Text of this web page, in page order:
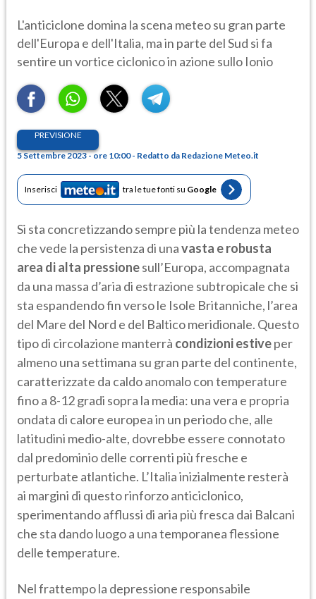
L'anticiclone domina la scena meteo su gran parte
dell'Europa e dell'Italia, ma in parte del Sud si fa
sentire un vortice ciclonico in azione sullo Ionio
PREVISIONE
5 Settembre 2023 - ore 10:00 - Redatto da Redazione Meteo.it
Inserisci tra le tue fonti su Google
Si sta concretizzando sempre più la tendenza meteo
che vede la persistenza di unavasta e robusta
area di alta pressionesull’Europa, accompagnata
da una massa d’aria di estrazione subtropicale che si
sta espandendo fin verso le Isole Britanniche, l’area
del Mare del Nord e del Baltico meridionale. Questo
tipo di circolazione manterrà condizioni estiveper
almeno una settimana su gran parte del continente,
caratterizzate da caldo anomalo con temperature
fino a 8-12 gradi sopra la media: una vera e propria
ondata di calore europea in un periodo che, alle
latitudini medio-alte, dovrebbe essere connotato
dal predominio delle correnti più fresche e
perturbate atlantiche. L’Italia inizialmente resterà
ai margini di questo rinforzo anticiclonico,
sperimentando afflussi di aria più fresca dai Balcani
che sta dando luogo a una temporanea flessione
delle temperature.
Nel frattempo la depressione responsabile